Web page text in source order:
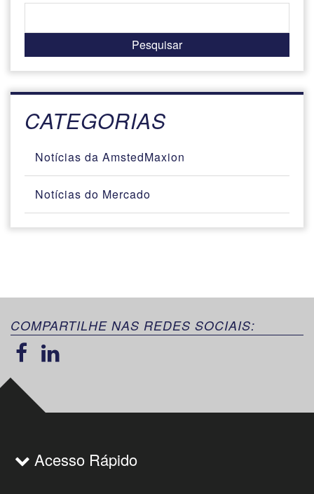
CATEGORIAS
Notícias da AmstedMaxion
Notícias do Mercado
COMPARTILHE NAS REDES SOCIAIS:
Acesso Rápido